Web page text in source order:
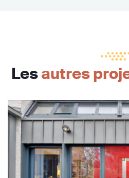
Lesautres